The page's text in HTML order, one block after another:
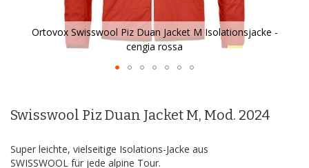
Ortovox Swisswool Piz Duan Jacket M Isolationsjacke -
cengia rossa
der
Swisswool Piz Duan Jacket M, Mod. 2024
Super leichte, vielseitige Isolations-Jacke aus
SWISSWOOL für jede alpine Tour.